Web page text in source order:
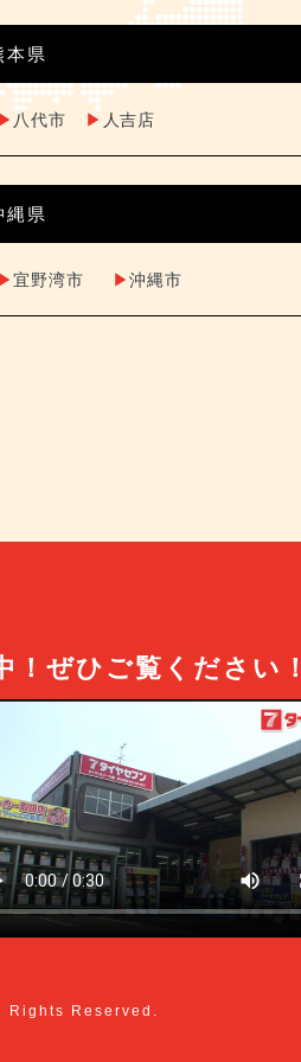
本県
八代市 ▶︎ 人吉店
縄県
宜野湾市 ▶︎沖縄市
ぜひご覧ください！
Rights Reserved.